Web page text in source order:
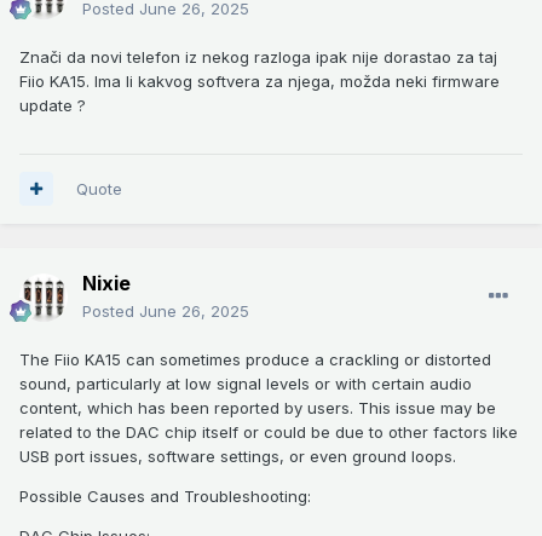
Posted June 26, 2025
Znači da novi telefon iz nekog razloga ipak nije dorastao za taj
Fiio KA15. Ima li kakvog softvera za njega, možda neki firmware
update ?
Quote
Nixie
Posted June 26, 2025
The Fiio KA15 can sometimes produce a crackling or distorted
sound, particularly at low signal levels or with certain audio
content, which has been reported by users. This issue may be
related to the DAC chip itself or could be due to other factors like
USB port issues, software settings, or even ground loops.
Possible Causes and Troubleshooting: